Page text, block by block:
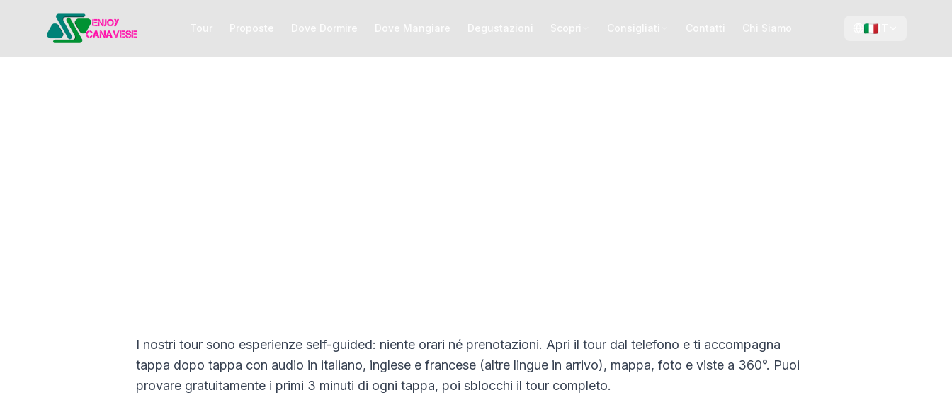
Tour Proposte Dove Dormire Dove Mangiare Degustazioni Scopri Consigliati Contatti Chi Siamo
I nostri tour sono esperienze self-guided: niente orari né prenotazioni. Apri il tour dal telefono e ti accompagna
tappa dopo tappa con audio in italiano, inglese e francese (altre lingue in arrivo), mappa, foto e viste a 360°. Puoi
provare gratuitamente i primi 3 minuti di ogni tappa, poi sblocchi il tour completo.Il Castello dalle rosse torri e il potere